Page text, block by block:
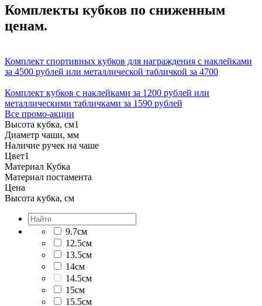
Комплекты кубков по сниженным
ценам.
Комплект спортивных кубков для награждения с наклейками
за 4500 рублей или металлической табличкой за 4700
Комплект кубков с наклейками за 1200 рублей или
металлическими табличками за 1590 рублей
Все промо-акции
Высота кубка, см1
Диаметр чаши, мм
Наличие ручек на чаше
Цвет1
Материал Кубка
Материал постамента
Цена
Высота кубка, см
9.7см
12.5см
13.5см
14см
14.5см
15см
15.5см